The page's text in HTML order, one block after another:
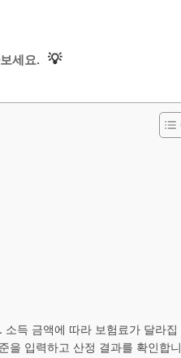
세요. 💡
득 금액에 따라 보험료가 달라집
을 입력하고 산정 결과를 확인합니